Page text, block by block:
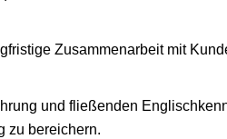
Zusammenarbeit mit
und fließenden
zu bereichern.